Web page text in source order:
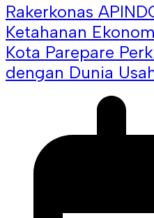
Rakerkonas
Ketahanan
Kota Parepare
dengan Dunia